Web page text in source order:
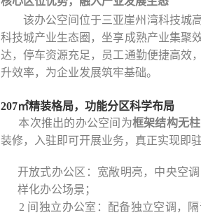
该办公空间位于三亚崖州湾科技城
科技城产业生态圈，坐享成熟产业集聚
达，停车资源充足，员工通勤便捷高效
升效率，为企业发展筑牢基础。
207㎡精装格局，功能分区科学布局
本次推出的办公空间为框架结构无
装修，入驻即可开展业务，真正实现即
开放式办公区：宽敞明亮，中央空
样化办公场景；
2 间独立办公室：配备独立空调，